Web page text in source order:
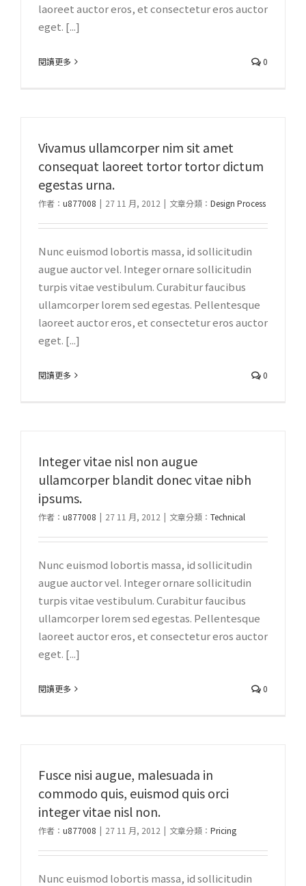
laoreet auctor eros, et consectetur eros auctor
eget. [...]
閱讀更多 0
Vivamus ullamcorper nim sit amet
consequat laoreet tortor tortor dictum
egestas urna.
作者： u877008 | 27 11 月, 2012 | 文章分類： Design Process
Nunc euismod lobortis massa, id sollicitudin
augue auctor vel. Integer ornare sollicitudin
turpis vitae vestibulum. Curabitur faucibus
ullamcorper lorem sed egestas. Pellentesque
laoreet auctor eros, et consectetur eros auctor
eget. [...]
閱讀更多 0
Integer vitae nisl non augue
ullamcorper blandit donec vitae nibh
ipsums.
作者： u877008 | 27 11 月, 2012 | 文章分類： Technical
Nunc euismod lobortis massa, id sollicitudin
augue auctor vel. Integer ornare sollicitudin
turpis vitae vestibulum. Curabitur faucibus
ullamcorper lorem sed egestas. Pellentesque
laoreet auctor eros, et consectetur eros auctor
eget. [...]
閱讀更多 0
Fusce nisi augue, malesuada in
commodo quis, euismod quis orci
integer vitae nisl non.
作者： u877008 | 27 11 月, 2012 | 文章分類： Pricing
Nunc euismod lobortis massa, id sollicitudin